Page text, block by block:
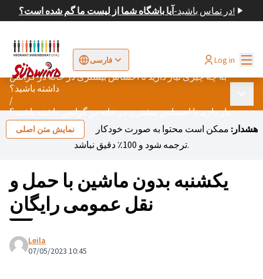
آیا باشگاه شما از لیست ما گم شده است؟- در تماس باشید!
فارسی
Sprache wählen Elegir el idioma
Log in
به چه چیزی نیاز دارید تا احساس بیشتری در خانه در گراتس
داشته باشید؟
/
چیزی نیاز دارید تا احساس بیشتری در خانه در گراتس داشته باشید؟
نمایش متن اصلی هشدار: ممکن است محتوا به صورت خودکار
ترجمه شود و 100٪ دقیق نباشد.
یکشنبه بدون ماشین با حمل و
نقل عمومی رایگان
Leila
07/05/2023 10:45